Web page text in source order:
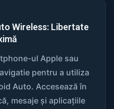
Wireless: Libertate
ul Apple sau
pentru a utiliza
Auto. Accesează în
mesaje și aplicațiile